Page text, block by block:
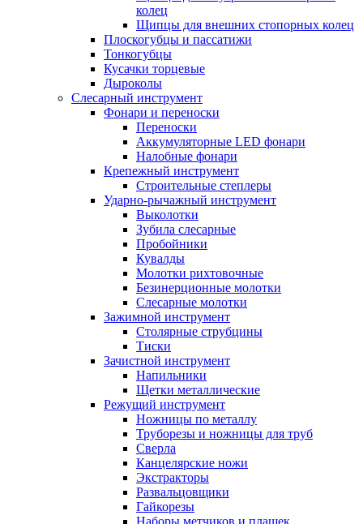
колец
Щипцы для внешних стопорных колец
Плоскогубцы и пассатижи
Тонкогубцы
Кусачки торцевые
Дыроколы
Слесарный инструмент
Фонари и переноски
Переноски
Аккумуляторные LED фонари
Налобные фонари
Крепежный инструмент
Строительные степлеры
Ударно-рычажный инструмент
Выколотки
Зубила слесарные
Пробойники
Кувалды
Молотки рихтовочные
Безинерционные молотки
Слесарные молотки
Зажимной инструмент
Столярные струбцины
Тиски
Зачистной инструмент
Напильники
Щетки металлические
Режущий инструмент
Ножницы по металлу
Труборезы и ножницы для труб
Сверла
Канцелярские ножи
Экстракторы
Развальцовщики
Гайкорезы
Наборы метчиков и плашек